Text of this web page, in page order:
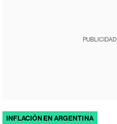
PUBLICIDAD
INFLACIÓN EN ARGENTINA